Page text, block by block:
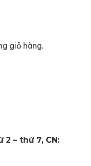
giỏ hàng.
2 – thứ 7, CN: